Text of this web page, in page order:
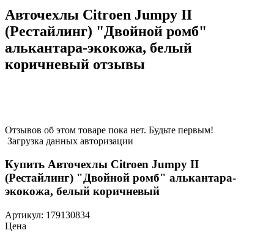
Авточехлы Citroen Jumpy II
(Рестайлинг) "Двойной ромб"
алькантара-экокожа, белый
коричневый отзывы
Отзывов об этом товаре пока нет. Будьте первым!
Загрузка данных авторизации
Купить Авточехлы Citroen Jumpy II
(Рестайлинг) "Двойной ромб" алькантара-
экокожа, белый коричневый
Артикул: 179130834
Цена